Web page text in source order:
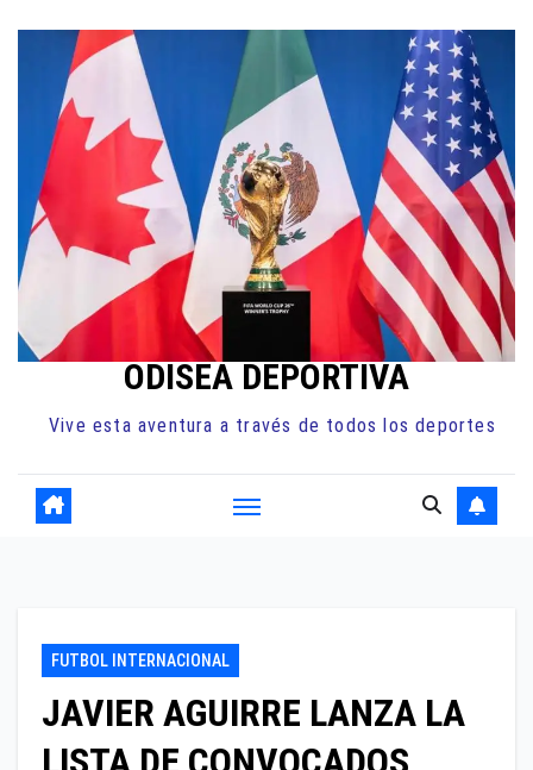
contenido
ODISEA DEPORTIVA
Vive esta aventura a través de todos los deportes
FUTBOL INTERNACIONAL
JAVIER AGUIRRE LANZA LA